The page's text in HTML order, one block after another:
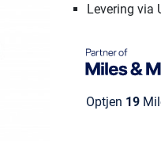
Levering via
Optjen 19